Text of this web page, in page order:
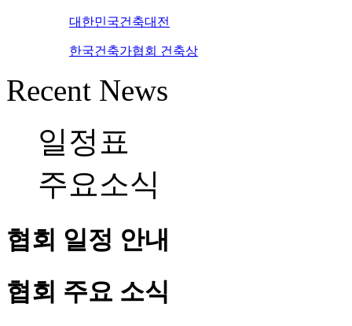
대한민국건축대전
한국건축가협회 건축상
Recent News
일정표
주요소식
협회 일정 안내
협회 주요 소식